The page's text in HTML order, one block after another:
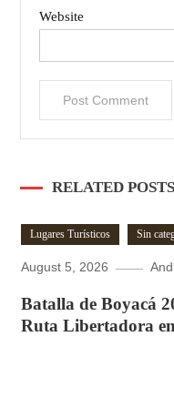
Website
RELATED POSTS
Lugares Turísticos Sin
August 5, 2026
Batalla de Boyacá
Ruta Libertadora